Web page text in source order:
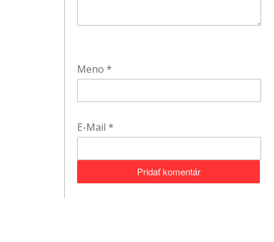
Meno*
E-Mail*